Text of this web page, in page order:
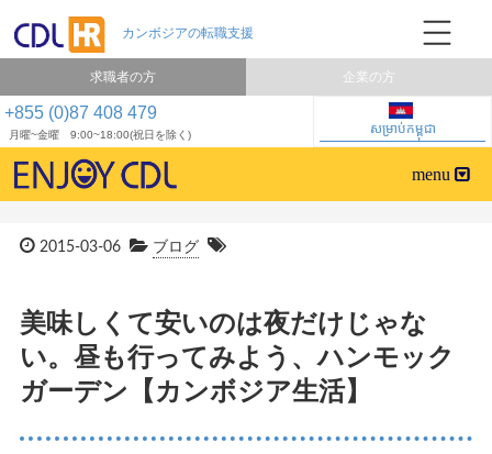
+855 (0)87 408 479
月曜~金曜 9:00~18:00(祝日を除く) សម្រាប់កម្ពុជា
求職者の方 企業の方
2015-03-06 ブログ
美味しくて安いのは夜だけじゃな
い。昼も行ってみよう、ハンモック
ガーデン【カンボジア生活】